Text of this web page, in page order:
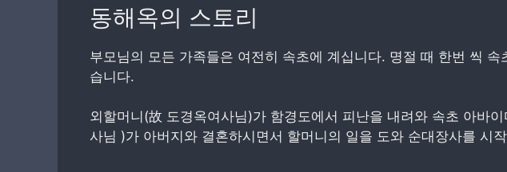
동해옥의 스토리
부모님의 모든 가족들은 여전히 속초에 계십니다. 명절 때 한번 씩
습니다.
외할머니(故 도경옥여사님)가 함경도에서 피난을 내려와 속초 아바
사님 )가 아버지와 결혼하시면서 할머니의 일을 도와 순대장사를 시